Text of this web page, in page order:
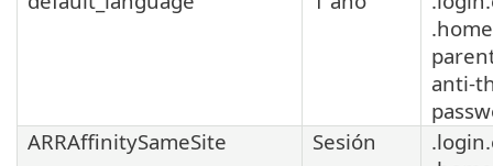
anti-
ARRAffinitySameSite
Sesión